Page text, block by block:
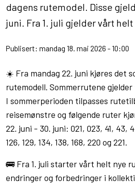
dagens rutemodel. Disse
juni. Fra 1. juli gjelder vårt
Publisert: mandag 18. mai 2026 - 10:00
☀️ Fra mandag 22. juni kjøres det
rutemodell. Sommerrutene gjelder
I sommerperioden tilpasses
reisemønstre og følgende ruter
22. juni - 30. juni: 021, 023, 41, 43,
126, 129, 134, 138, 168, 220 og 221.
🚌 Fra 1. juli starter vårt helt nye
endringer og forbedringer i